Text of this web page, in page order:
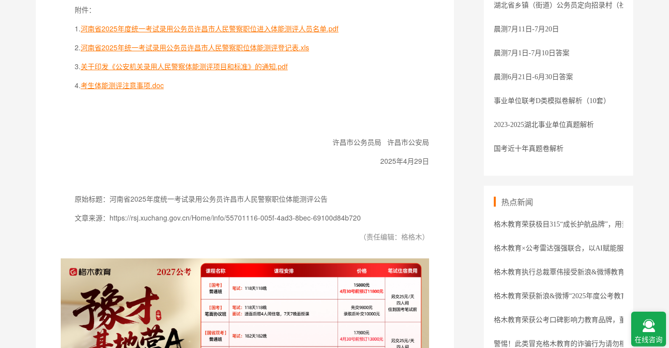
附件：
1.河南省2025年度统一考试录用公务员许昌市人民警察职位进入体能测评人员名单.pdf
2.河南省2025年统一考试录用公务员许昌市人民警察职位体能测评登记表.xls
3.关于印发《公安机关录用人民警察体能测评项目和标准》的通知.pdf
4.考生体能测评注意事项.doc
许昌市公务员局 许昌市公安局
2025年4月29日
原始标题：河南省2025年度统一考试录用公务员许昌市人民警察职位体能测评公告
文章来源：https://rsj.xuchang.gov.cn/Home/info/55701116-005f-4ad3-8bec-69100d84b720
（责任编辑：格格木）
湖北省乡镇（街道）公务员定向招录村（社区）干部笔
晨测7月11日-7月20日
晨测7月1日-7月10日答案
晨测6月21日-6月30日答案
事业单位联考D类模拟卷解析（10套）
2023-2025湖北事业单位真题解析
国考近十年真题卷解析
热点新闻
格木教育荣获极目315“成长护航品牌”，用责任守护职业
格木教育×公考雷达强强联合，以AI赋能服务
格木教育执行总裁覃伟接受新浪&微博教育盛典专访
格木教育荣获新浪&微博“2025年度公考教育领导力品牌”
格木教育荣获公考口碑影响力教育品牌，董事长接受腾
警惕！此类冒充格木教育的诈骗行为请勿相信
在线咨询